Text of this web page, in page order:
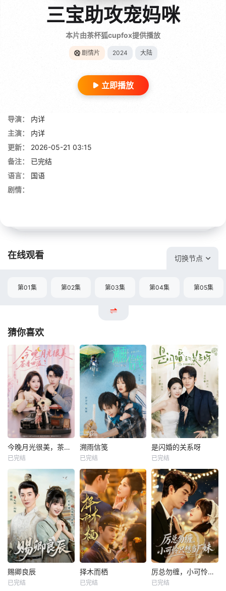
三宝助攻宠妈咪
本片由茶杯狐cupfox提供播放
剧情片 2024 大陆
立即播放
导演：
内详
主演：
内详
更新：
2026-05-21 03:15
备注：
已完结
语言：
国语
剧情：
在线观看 切换节点
第01集 第02集 第03集 第04集 第05集
猜你喜欢
今晚月光很美，茶香四溢
已完结
溯雨信笺
已完结
是闪婚的关系呀
已完结
赐卿良辰
已完结
择木而栖
已完结
厉总勿缠，小可怜只想当厂妹
已完结